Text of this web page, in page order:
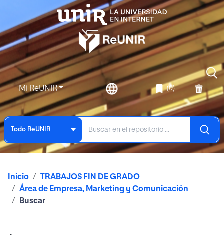
Mi ReUNIR (0)
Todo ReUNIR
Inicio
TRABAJOS FIN DE GRADO
Área de Empresa, Marketing y Comunicación
Buscar